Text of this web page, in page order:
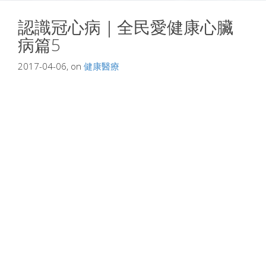
認識冠心病｜全民愛健康心臟
病篇5
2017-04-06, on 健康醫療